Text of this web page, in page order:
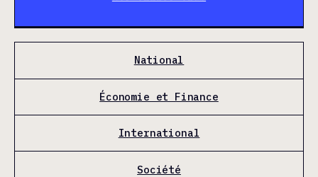
National
Économie et Finance
International
Société